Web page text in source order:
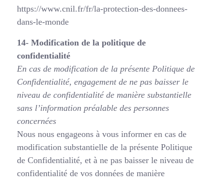
https://www.cnil.fr/fr/la-protection-des-donnees-
dans-le-monde
14- Modification de la politique de
confidentialité
En cas de modification de la présente Politique de
Confidentialité, engagement de ne pas baisser le
niveau de confidentialité de manière substantielle
sans l’information préalable des personnes
concernées
Nous nous engageons à vous informer en cas de
modification substantielle de la présente Politique
de Confidentialité, et à ne pas baisser le niveau de
confidentialité de vos données de manière